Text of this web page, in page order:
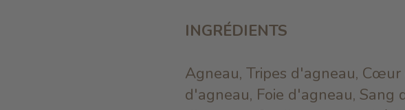
INGRÉDIENTS
Agneau, Tripes d'agneau,
d'agneau, Foie d'agneau,